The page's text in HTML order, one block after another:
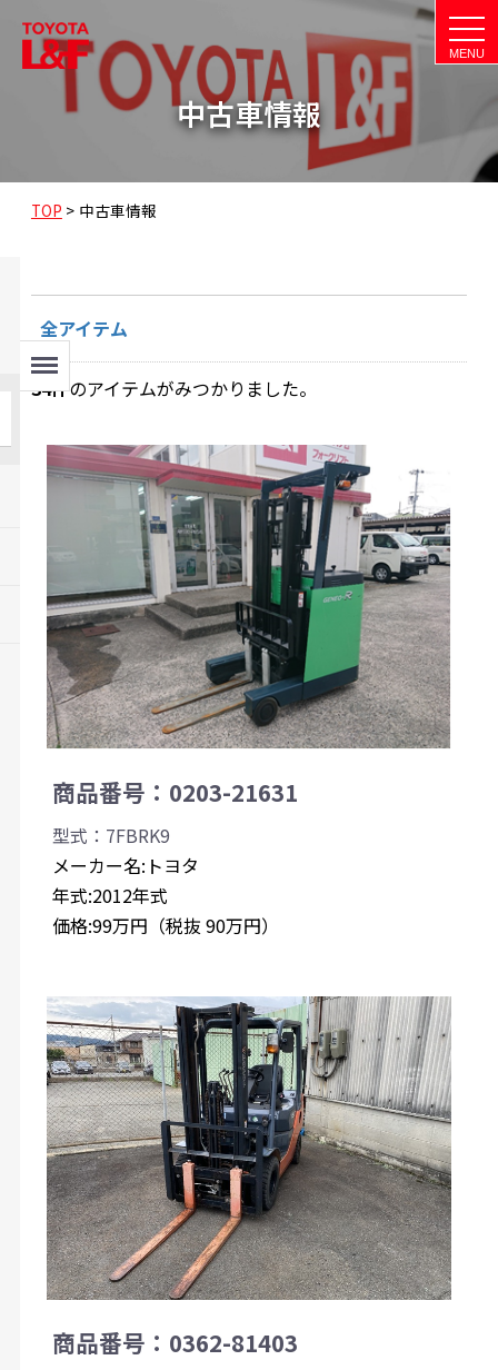
t
o
g
中古車情報
TOP > 中古車情報
Menu
全アイテム
34件のアイテムがみつかりました。
商品番号：0203-21631
型式：7FBRK9
メーカー名:トヨタ
年式:2012年式
価格:99万円（税抜 90万円）
商品番号：0362-81403